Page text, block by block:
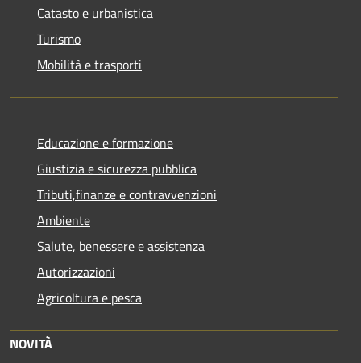
Catasto e urbanistica
Turismo
Mobilità e trasporti
Educazione e formazione
Giustizia e sicurezza pubblica
Tributi,finanze e contravvenzioni
Ambiente
Salute, benessere e assistenza
Autorizzazioni
Agricoltura e pesca
NOVITÀ